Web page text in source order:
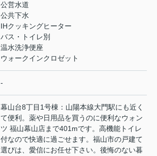
公営水道
公共下水
IHクッキングヒーター
バス・トイレ別
温水洗浄便座
ウォークインクロゼット
-
幕山台8丁目1号棟：山陽本線大門駅にも近く
て便利。薬や日用品を買うのに便利なウォン
ツ 福山幕山店まで401mです。高機能トイレ
付なので快適に過ごせます。福山市の戸建て
選びは、愛信にお任せ下さい。後悔のない暮